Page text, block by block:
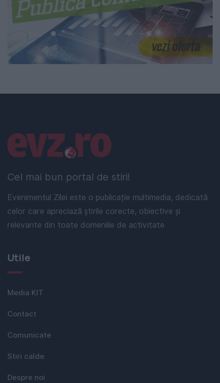
Cel mai bun portal de stiri!
Evenimentul Zilei este o publicație multimedia, dedicată
celor care apreciază știrile corecte, obiective și
relevante din toate domeniile de activitate
Linkuri utile
Utile
Media KIT
Contact
Comunicate
Stiri calde
Despre noi